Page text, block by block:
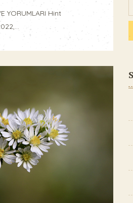
YORUMLARI Hint